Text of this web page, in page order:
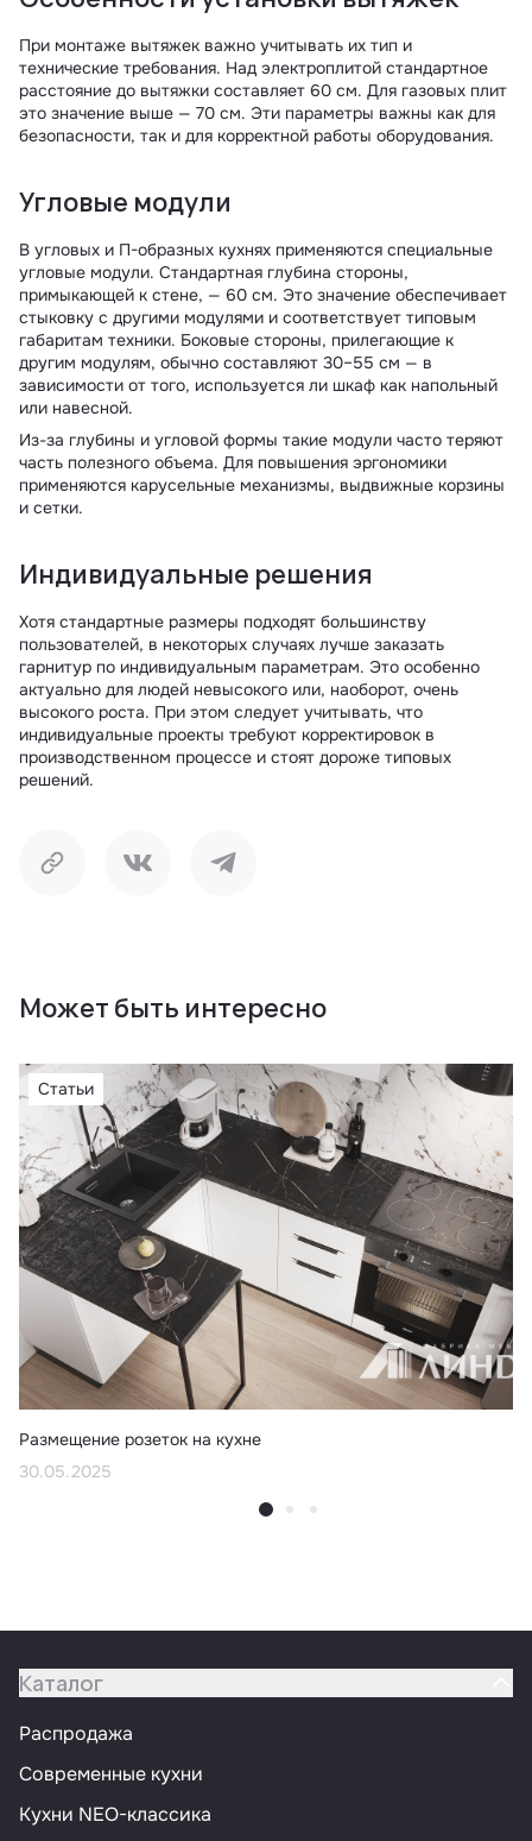
При монтаже вытяжек важно учитывать их тип и
технические требования. Над электроплитой стандартное
расстояние до вытяжки составляет 60 см. Для газовых плит
это значение выше — 70 см. Эти параметры важны как для
безопасности, так и для корректной работы оборудования.
Угловые модули
В угловых и П-образных кухнях применяются специальные
угловые модули. Стандартная глубина стороны,
примыкающей к стене, — 60 см. Это значение обеспечивает
стыковку с другими модулями и соответствует типовым
габаритам техники. Боковые стороны, прилегающие к
другим модулям, обычно составляют 30–55 см — в
зависимости от того, используется ли шкаф как напольный
или навесной.
Из-за глубины и угловой формы такие модули часто теряют
часть полезного объема. Для повышения эргономики
применяются карусельные механизмы, выдвижные корзины
и сетки.
Индивидуальные решения
Хотя стандартные размеры подходят большинству
пользователей, в некоторых случаях лучше заказать
гарнитур по индивидуальным параметрам. Это особенно
актуально для людей невысокого или, наоборот, очень
высокого роста. При этом следует учитывать, что
индивидуальные проекты требуют корректировок в
производственном процессе и стоят дороже типовых
решений.
КопироватьПоделиться в ВКПоделиться в Телеграм
Может быть интересно
Статьи
Размещение розеток на кухне
30.05.2025
Каталог
Распродажа
Современные кухни
Кухни NEO-классика